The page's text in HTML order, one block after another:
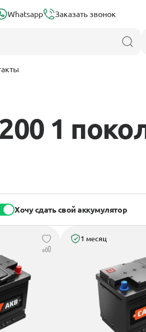
Whatsapp Заказать звонок
1
Хочу сдать свой аккумулятор
1 месяц